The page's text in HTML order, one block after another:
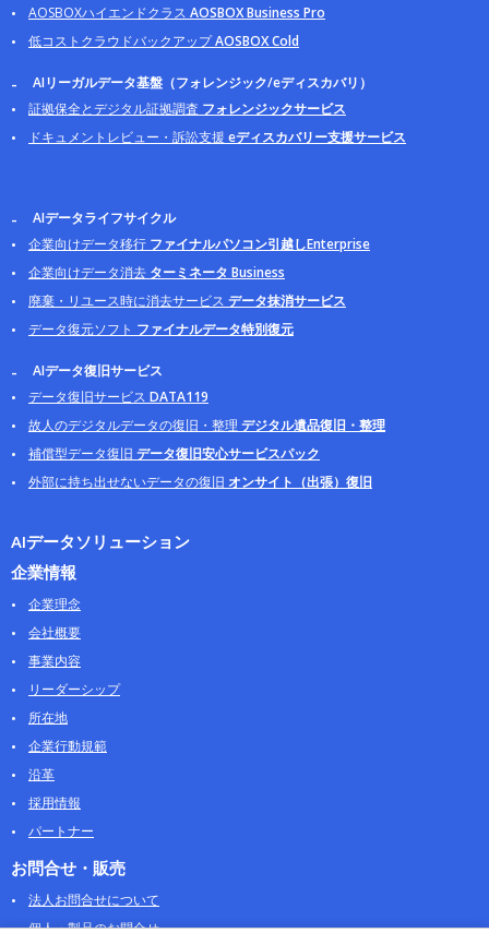
AOSBOXハイエンドクラス AOSBOX Business Pro
低コストクラウドバックアップAOSBOX Cold
AIリーガルデータ基盤（フォレンジック/eディスカバリ）
証拠保全とデジタル証拠調査 フォレンジックサービス
ドキュメントレビュー・訴訟支援 eディスカバリー支援サービス
AIデータライフサイクル
企業向けデータ移行 ファイナルパソコン引越しEnterprise
企業向けデータ消去 ターミネータ Business
廃棄・リユース時に消去サービス データ抹消サービス
データ復元ソフト ファイナルデータ特別復元
AIデータ復旧サービス
データ復旧サービス DATA119
故人のデジタルデータの復旧・整理 デジタル遺品復旧・整理
補償型データ復旧 データ復旧安心サービスパック
外部に持ち出せないデータの復旧 オンサイト（出張）復旧
AIデータソリューション
企業情報
企業理念
会社概要
事業内容
リーダーシップ
所在地
企業行動規範
沿革
採用情報
パートナー
お問合せ・販売
法人お問合せについて
個人・製品のお問合せ